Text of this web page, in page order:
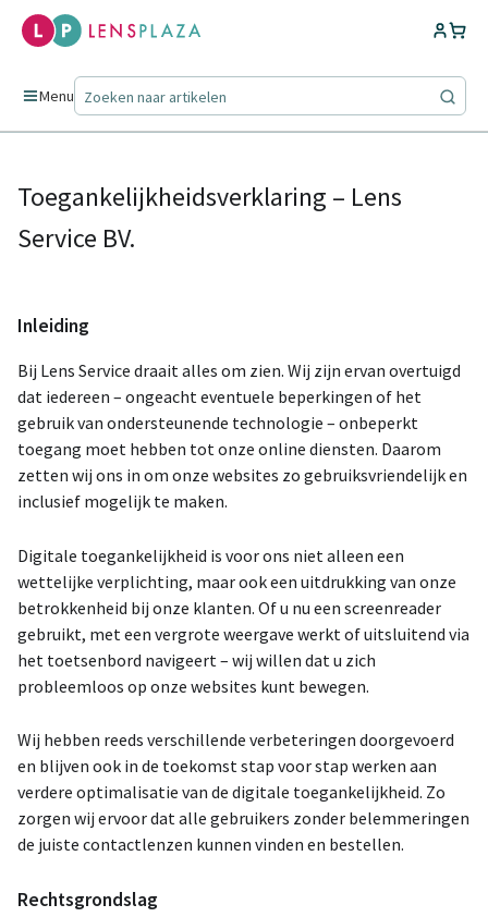
Menu
Toegankelijkheidsverklaring – Lens
Service BV.
Inleiding
Bij Lens Service draait alles om zien. Wij zijn ervan overtuigd
dat iedereen – ongeacht eventuele beperkingen of het
gebruik van ondersteunende technologie – onbeperkt
toegang moet hebben tot onze online diensten. Daarom
zetten wij ons in om onze websites zo gebruiksvriendelijk en
inclusief mogelijk te maken.
Digitale toegankelijkheid is voor ons niet alleen een
wettelijke verplichting, maar ook een uitdrukking van onze
betrokkenheid bij onze klanten. Of u nu een screenreader
gebruikt, met een vergrote weergave werkt of uitsluitend via
het toetsenbord navigeert – wij willen dat u zich
probleemloos op onze websites kunt bewegen.
Wij hebben reeds verschillende verbeteringen doorgevoerd
en blijven ook in de toekomst stap voor stap werken aan
verdere optimalisatie van de digitale toegankelijkheid. Zo
zorgen wij ervoor dat alle gebruikers zonder belemmeringen
de juiste contactlenzen kunnen vinden en bestellen.
Rechtsgrondslag